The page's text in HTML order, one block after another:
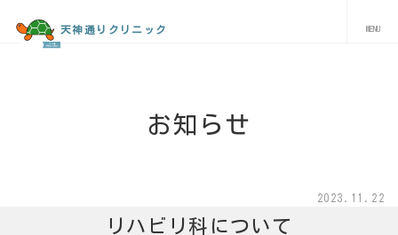
天神通りクリニック
お知らせ
2023.11.22
リハビリ科について